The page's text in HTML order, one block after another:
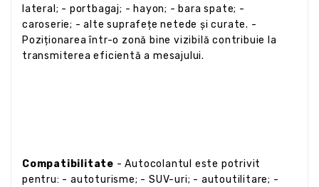
lateral; - portbagaj; - hayon; - bara spate; -
caroserie; - alte suprafețe netede și curate. -
Poziționarea într-o zonă bine vizibilă contribuie la
transmiterea eficientă a mesajului.
Compatibilitate - Autocolantul este potrivit
pentru: - autoturisme; - SUV-uri; - autoutilitare; -